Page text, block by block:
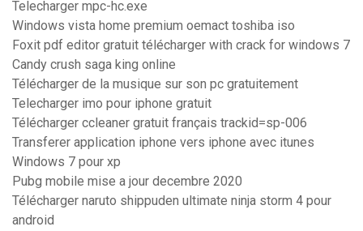
Telecharger mpc-hc.exe
Windows vista home premium oemact toshiba iso
Foxit pdf editor gratuit télécharger with crack for windows 7
Candy crush saga king online
Télécharger de la musique sur son pc gratuitement
Telecharger imo pour iphone gratuit
Télécharger ccleaner gratuit français trackid=sp-006
Transferer application iphone vers iphone avec itunes
Windows 7 pour xp
Pubg mobile mise a jour decembre 2020
Télécharger naruto shippuden ultimate ninja storm 4 pour
android